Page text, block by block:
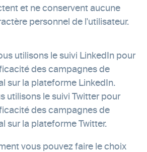
et ne conservent aucune
personnel de l'utilisateur.
utilisons le suivi LinkedIn pour
des campagnes de
sur la plateforme LinkedIn.
utilisons le suivi Twitter pour
des campagnes de
sur la plateforme Twitter.
vous pouvez faire le choix